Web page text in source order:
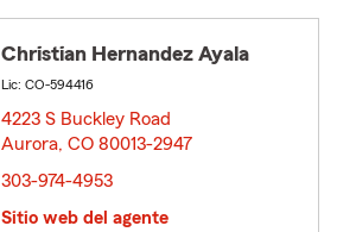
Christian Hernandez Ayala
Lic: CO-594416
4223 S Buckley Road
Aurora, CO 80013-2947
303-974-4953
Sitio web del agente